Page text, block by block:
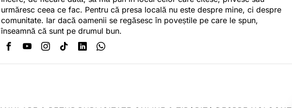
urmăresc ceea ce fac. Pentru că presa locală nu este despre mine, ci despre
comunitate. Iar dacă oamenii se regăsesc în poveștile pe care le spun,
înseamnă că sunt pe drumul bun.